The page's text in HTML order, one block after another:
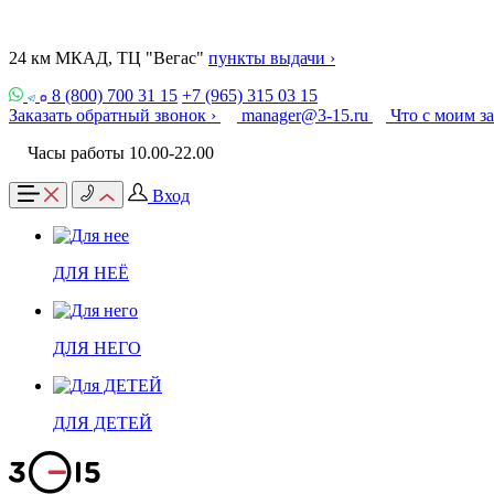
24 км МКАД, ТЦ "Вегас" пункты выдачи ›
8 (800) 700 31 15 +7 (965) 315 03 15
Заказать обратный звонок ›
manager@3-15.ru
Что с моим
Часы работы 10.00-22.00
Вход
ДЛЯ НЕЁ
ДЛЯ НЕГО
ДЛЯ ДЕТЕЙ